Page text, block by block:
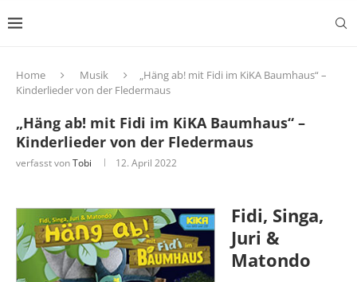
Home Musik
„Häng ab! mit Fidi im KiKA Baumhaus“ –
Kinderlieder von der Fledermaus
„Häng ab! mit Fidi im KiKA Baumhaus“ –
Kinderlieder von der Fledermaus
verfasst vonTobi 12. April 2022
Fidi, Singa,
Juri &
Matondo